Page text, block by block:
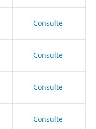
Consulte
Consulte
Consulte
Consulte